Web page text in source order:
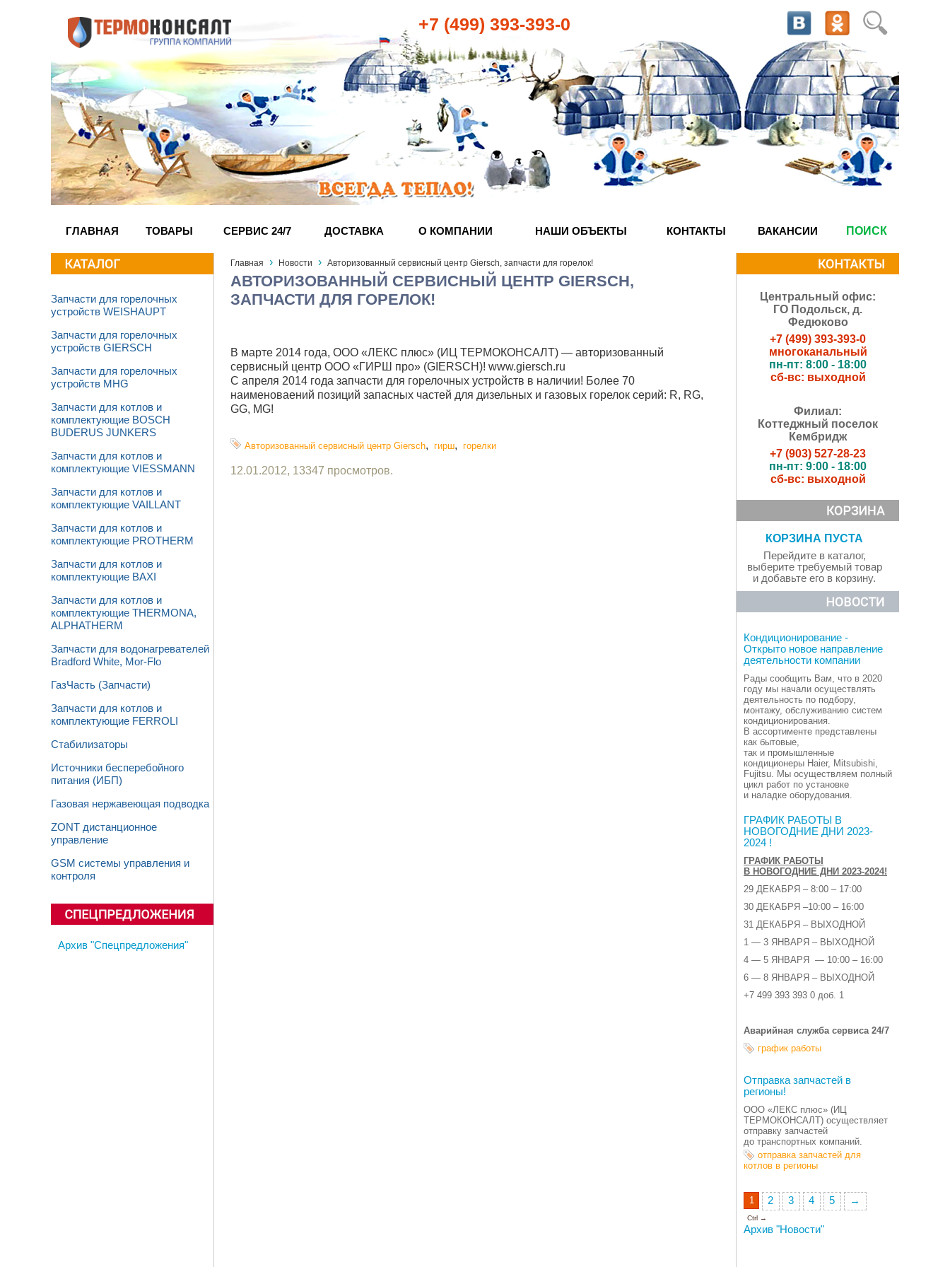
+7 (499) 393-393-0
ГЛАВНАЯ ТОВАРЫ СЕРВИС 24/7 ДОСТАВКА О КОМПАНИИ НАШИ ОБЪЕКТЫ КОНТАКТЫ ВАКАНСИИ ПОИСК
Запчасти для горелочных
устройств WEISHAUPT
Запчасти для горелочных
устройств GIERSCH
Запчасти для горелочных
устройств MHG
Запчасти для котлов и
комплектующие BOSCH
BUDERUS JUNKERS
Запчасти для котлов и
комплектующие VIESSMANN
Запчасти для котлов и
комплектующие VAILLANT
Запчасти для котлов и
комплектующие PROTHERM
Запчасти для котлов и
комплектующие BAXI
Запчасти для котлов и
комплектующие THERMONA,
ALPHATHERM
Запчасти для водонагревателей
Bradford White, Mor-Flo
ГазЧасть (Запчасти)
Запчасти для котлов и
комплектующие FERROLI
Стабилизаторы
Источники бесперебойного
питания (ИБП)
Газовая нержавеющая подводка
ZONT дистанционное
управление
GSM системы управления и
контроля
Архив "Спецпредложения"
Главная › Новости › Авторизованный сервисный центр Giersch, запчасти для горелок!
АВТОРИЗОВАННЫЙ СЕРВИСНЫЙ ЦЕНТР GIERSCH,
ЗАПЧАСТИ ДЛЯ ГОРЕЛОК!
В марте 2014 года, ООО «ЛЕКС плюс» (ИЦ ТЕРМОКОНСАЛТ) — авторизованный
сервисный центр ООО «ГИРШ про» (GIERSCH)! www.giersch.ru
С апреля 2014 года запчасти для горелочных устройств в наличии! Более 70
наименоваений позиций запасных частей для дизельных и газовых горелок серий: R, RG,
GG, MG!
Авторизованный сервисный центр Giersch, гирш, горелки
12.01.2012, 13347 просмотров.
Центральный офис:
ГО Подольск, д.
Федюково
+7 (499) 393-393-0
многоканальный
пн-пт: 8:00 - 18:00
сб-вс: выходной
Филиал:
Коттеджный поселок
Кембридж
+7 (903) 527-28-23
пн-пт: 9:00 - 18:00
сб-вс: выходной
КОРЗИНА ПУСТА
Перейдите в каталог,
выберите требуемый товар
и добавьте его в корзину.
Кондиционирование -
Открыто новое направление
деятельности компании
Рады сообщить Вам, что в 2020
году мы начали осуществлять
деятельность по подбору,
монтажу, обслуживанию систем
кондиционирования.
В ассортименте представлены
как бытовые,
так и промышленные
кондиционеры Haier, Mitsubishi,
Fujitsu. Мы осуществляем полный
цикл работ по установке
и наладке оборудования.
ГРАФИК РАБОТЫ В
НОВОГОДНИЕ ДНИ 2023-
2024 !
ГРАФИК РАБОТЫ
В НОВОГОДНИЕ ДНИ 2023-2024!
29 ДЕКАБРЯ – 8:00 – 17:00
30 ДЕКАБРЯ –10:00 – 16:00
31 ДЕКАБРЯ – ВЫХОДНОЙ
1 — 3 ЯНВАРЯ – ВЫХОДНОЙ
4 — 5 ЯНВАРЯ — 10:00 – 16:00
6 — 8 ЯНВАРЯ – ВЫХОДНОЙ
+7 499 393 393 0 доб. 1
Аварийная служба сервиса 24/7
график работы
Отправка запчастей в
регионы!
ООО «ЛЕКС плюс» (ИЦ
ТЕРМОКОНСАЛТ) осуществляет
отправку запчастей
до транспортных компаний.
отправка запчастей для
котлов в регионы
1 2 3 4 5 →
Ctrl →
Архив "Новости"